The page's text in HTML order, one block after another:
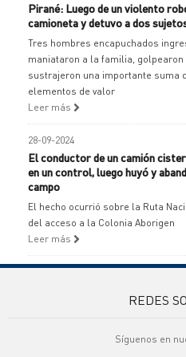
Pirané: Luego de un violento
camioneta y detuvo a dos
Tres hombres encapuchados
maniataron a la familia, golpearon
sustrajeron una importante suma
elementos de valor
Leer más
28-09-2024
El conductor de un camión
en un control, luego huyó y
campo
El hecho ocurrió sobre la Ruta
del acceso a la Colonia Aborigen
Leer más
REDES
Síguenos en